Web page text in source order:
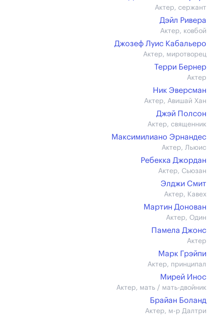
Актер, сержант
Дэйл Ривера
Актер, ковбой
Джозеф Луис Кабальеро
Актер, миротворец
Терри Бернер
Актер
Ник Эверсман
Актер, Авишай Хан
Джэй Полсон
Актер, священник
Максимилиано Эрнандес
Актер, Льюис
Ребекка Джордан
Актер, Сьюзан
Элджи Смит
Актер, Кавех
Мартин Донован
Актер, Один
Памела Джонс
Актер
Марк Грэйпи
Актер, принципал
Мирей Инос
Актер, мать / мать-двойник
Брайан Боланд
Актер, м-р Далтри